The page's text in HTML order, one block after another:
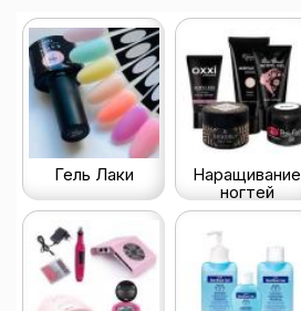
Гель Лаки
Наращивание
ногтей